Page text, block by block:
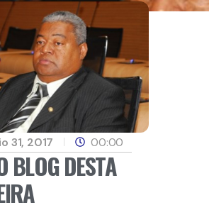
31, 2017 00:00
BLOG DESTA